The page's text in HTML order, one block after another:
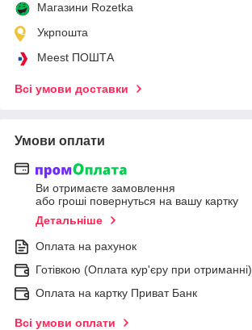
Магазини Rozetka
Укрпошта
Meest ПОШТА
Всі умови доставки
Умови оплати
Ви отримаєте замовлення
або гроші повернуться на вашу картку
Детальніше
Оплата на рахунок
Готівкою (Оплата кур'єру при отриманні)
Оплата на картку Приват Банк
Всі умови оплати